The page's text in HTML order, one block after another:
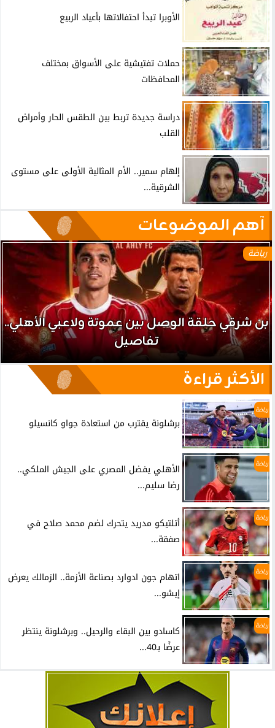
الأوبرا تبدأ احتفالاتها بأعياد الربيع
حملات تفتيشية على الأسواق بمختلف
المحافظات
دراسة جديدة تربط بين الطقس الحار وأمراض
القلب
إلهام سمير.. الأم المثالية الأولى على مستوى
الشرقية...
آهم الموضوعات
رياضة
بن شرقي حلقة الوصل بين عموتة ولاعبي الأهلي..
تفاصيل
الأكثر قراءة
رياضة
برشلونة يقترب من استعادة جواو كانسيلو
رياضة
الأهلي يفضل المصري على الجيش الملكي..
رضا سليم...
رياضة
أتلتيكو مدريد يتحرك لضم محمد صلاح في
صفقة...
رياضة
اتهام جون ادوارد بصناعة الأزمة.. الزمالك يعرض
إيشو...
رياضة
كاسادو بين البقاء والرحيل.. وبرشلونة ينتظر
عرضًا بـ40...